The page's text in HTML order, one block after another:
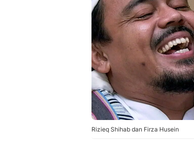
Rizieq Shihab dan Firza Husein